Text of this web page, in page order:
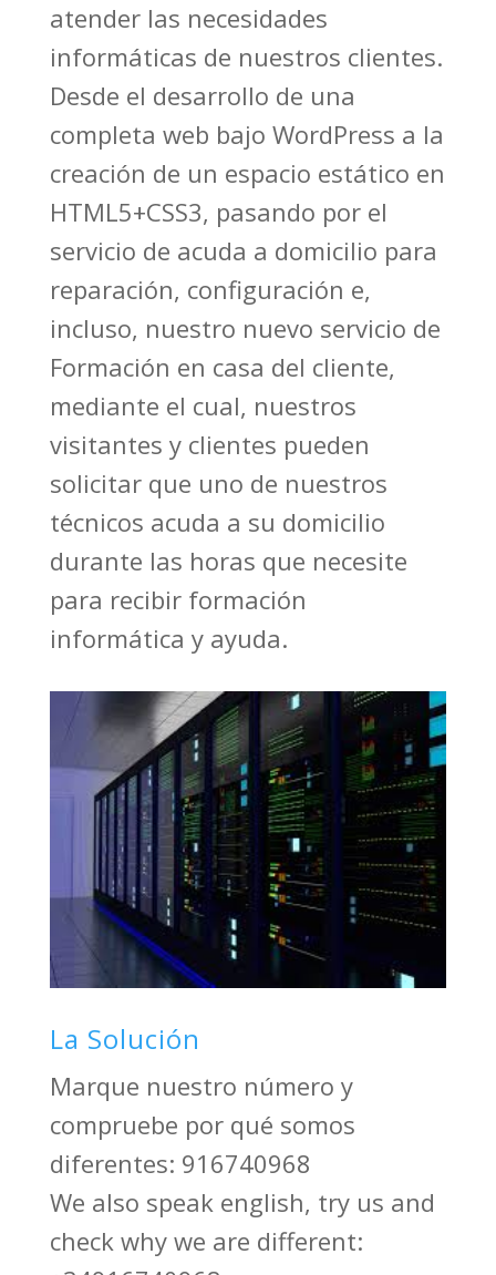
atender las necesidades
informáticas de nuestros clientes.
Desde el desarrollo de una
completa web bajo WordPress a la
creación de un espacio estático en
HTML5+CSS3, pasando por el
servicio de acuda a domicilio para
reparación, configuración e,
incluso, nuestro nuevo servicio de
Formación en casa del cliente,
mediante el cual, nuestros
visitantes y clientes pueden
solicitar que uno de nuestros
técnicos acuda a su domicilio
durante las horas que necesite
para recibir formación
informática y ayuda.
La Solución
Marque nuestro número y
compruebe por qué somos
diferentes: 916740968
We also speak english, try us and
check why we are different: